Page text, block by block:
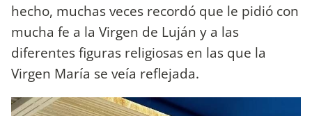
hecho, muchas veces recordó que le pidió con
mucha fe a la Virgen de Luján y a las
diferentes figuras religiosas en las que la
Virgen María se veía reflejada.